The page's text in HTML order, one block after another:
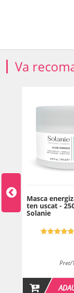
Va
- Masca
ten uscat -
Solanie
Pret/